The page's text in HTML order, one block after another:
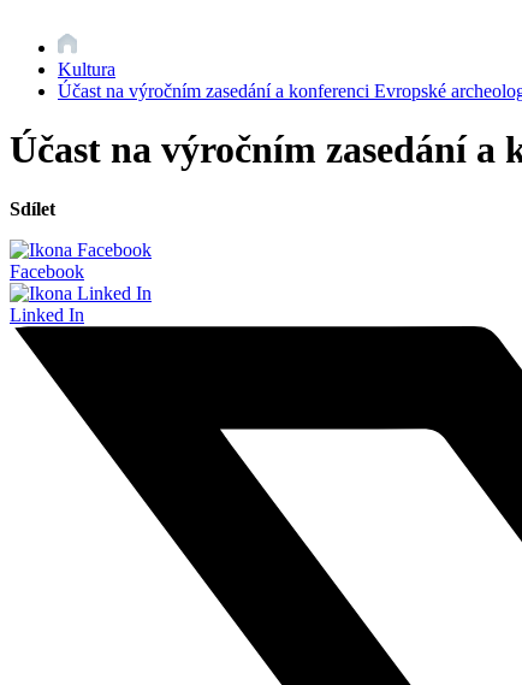
Kultura
Účast na výročním zasedání a konferenci Evropské
Účast na výročním zasedání a
Sdílet
Facebook
Linked In